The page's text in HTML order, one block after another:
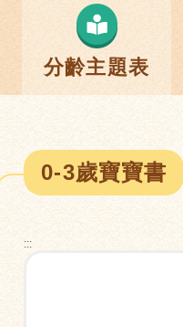
分齡主題表
0-3歲寶寶書
:::